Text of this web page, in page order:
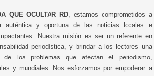
QUE OCULTAR RD, estamos comprometidos a
auténtica y oportuna de las noticias locales e
Nuestra misión es ser un referente en
periodística, y brindar a los lectores una
de los problemas que afectan el periodismo,
y mundiales. Nos esforzamos por empoderar a